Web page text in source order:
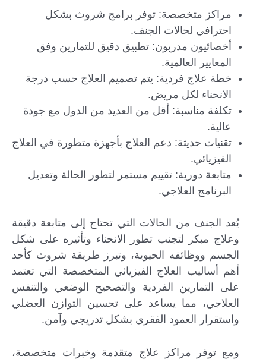
مراكز متخصصة: توفر برامج شروث بشكل
احترافي لحالات الجنف.
أخصائيون مدربون: تطبيق دقيق للتمارين وفق
المعايير العالمية.
خطة علاج فردية: يتم تصميم العلاج حسب درجة
الانحناء لكل مريض.
تكلفة مناسبة: أقل من العديد من الدول مع جودة
عالية.
تقنيات حديثة: دعم العلاج بأجهزة متطورة في العلاج
الفيزيائي.
متابعة دورية: تقييم مستمر لتطور الحالة وتعديل
البرنامج العلاجي.
يُعد الجنف من الحالات التي تحتاج إلى متابعة دقيقة
وعلاج مبكر لتجنب تطور الانحناء وتأثيره على شكل
الجسم ووظائفه الحيوية، وتبرز طريقة شروث كأحد
أهم أساليب العلاج الفيزيائي المتخصصة التي تعتمد
على التمارين الفردية والتصحيح الوضعي والتنفس
العلاجي، مما يساعد على تحسين التوازن العضلي
واستقرار العمود الفقري بشكل تدريجي وآمن.
ومع توفر مراكز علاج متقدمة وخبرات متخصصة،